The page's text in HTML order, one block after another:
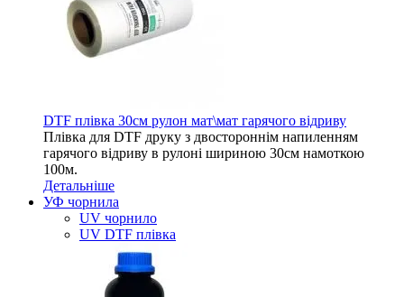
DTF плівка 30см рулон мат\мат гарячого відриву
Плівка для DTF друку з двостороннім напиленням
гарячого відриву в рулоні шириною 30см намоткою
100м.
Детальніше
УФ чорнила
UV чорнило
UV DTF плівка